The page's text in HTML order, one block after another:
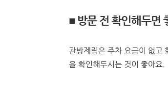
■ 방문 전 확인해두면
관방제림은 주차 요금이 없고
을 확인해두시는 것이 좋아요.